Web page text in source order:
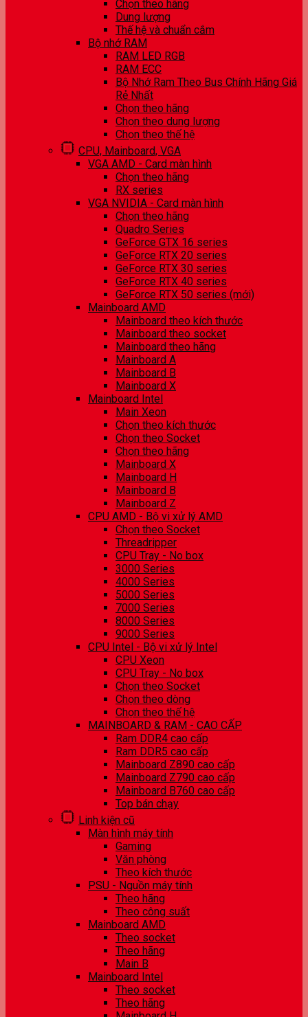
Chọn theo hãng
Dung lượng
Thế hệ và chuẩn cắm
Bộ nhớ RAM
RAM LED RGB
RAM ECC
Bộ Nhớ Ram Theo Bus Chính Hãng Giá
Rẻ Nhất
Chọn theo hãng
Chọn theo dung lượng
Chọn theo thế hệ
CPU, Mainboard, VGA
VGA AMD - Card màn hình
Chọn theo hãng
RX series
VGA NVIDIA - Card màn hình
Chọn theo hãng
Quadro Series
GeForce GTX 16 series
GeForce RTX 20 series
GeForce RTX 30 series
GeForce RTX 40 series
GeForce RTX 50 series (mới)
Mainboard AMD
Mainboard theo kích thước
Mainboard theo socket
Mainboard theo hãng
Mainboard A
Mainboard B
Mainboard X
Mainboard Intel
Main Xeon
Chọn theo kích thước
Chọn theo Socket
Chọn theo hãng
Mainboard X
Mainboard H
Mainboard B
Mainboard Z
CPU AMD - Bộ vi xử lý AMD
Chọn theo Socket
Threadripper
CPU Tray - No box
3000 Series
4000 Series
5000 Series
7000 Series
8000 Series
9000 Series
CPU Intel - Bộ vi xử lý Intel
CPU Xeon
CPU Tray - No box
Chọn theo Socket
Chọn theo dòng
Chọn theo thế hệ
MAINBOARD & RAM - CAO CẤP
Ram DDR4 cao cấp
Ram DDR5 cao cấp
Mainboard Z890 cao cấp
Mainboard Z790 cao cấp
Mainboard B760 cao cấp
Top bán chạy
Linh kiện cũ
Màn hình máy tính
Gaming
Văn phòng
Theo kích thước
PSU - Nguồn máy tính
Theo hãng
Theo công suất
Mainboard AMD
Theo socket
Theo hãng
Main B
Mainboard Intel
Theo socket
Theo hãng